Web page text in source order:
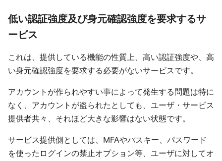
低い認証強度及び身元確認強度を要求するサ
ービス
これは、提供している機能の性質上、高い認証強度や、高
い身元確認強度を要求する必要がないサービスです。
アカウントが作られやすい事によって発生する問題は特に
なく、アカウントが盗られたとしても、ユーザ・サービス
提供者共々、それほど大きな影響はない状態です。
サービス提供側としては、MFAやパスキー、パスワード
を使ったログインの禁止オプション等、ユーザに対してオ